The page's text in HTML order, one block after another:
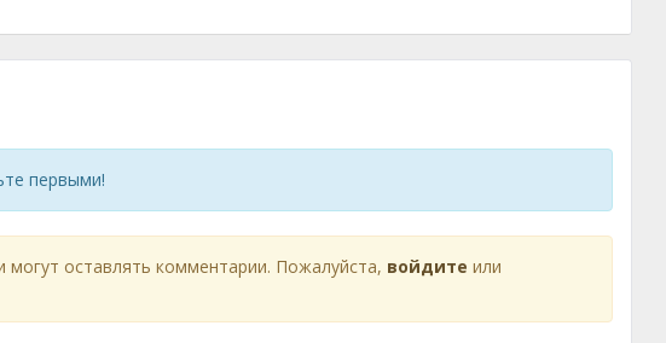
первыми!
могут оставлять комментарии. Пожалуйста, войдите или